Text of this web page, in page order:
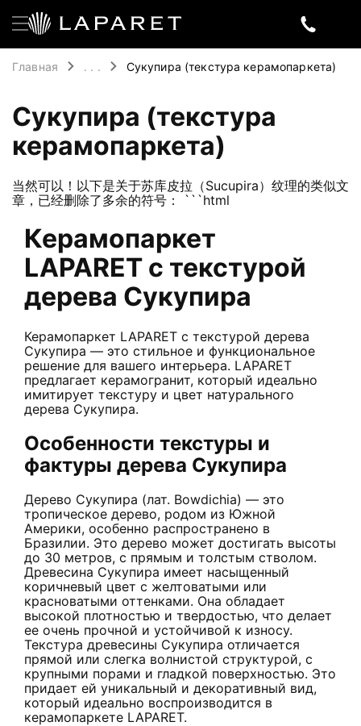
Главная . . . Сукупира (текстура керамопаркета)
Сукупира (текстура
керамопаркета)
当然可以！以下是关于苏库皮拉（Sucupira）纹理的类似文
章，已经删除了多余的符号： ```html
Керамопаркет
LAPARET с текстурой
дерева Сукупира
Керамопаркет LAPARET с текстурой дерева
Сукупира — это стильное и функциональное
решение для вашего интерьера. LAPARET
предлагает керамогранит, который идеально
имитирует текстуру и цвет натурального
дерева Сукупира.
Особенности текстуры и
фактуры дерева Сукупира
Дерево Сукупира (лат. Bowdichia) — это
тропическое дерево, родом из Южной
Америки, особенно распространено в
Бразилии. Это дерево может достигать высоты
до 30 метров, с прямым и толстым стволом.
Древесина Сукупира имеет насыщенный
коричневый цвет с желтоватыми или
красноватыми оттенками. Она обладает
высокой плотностью и твердостью, что делает
ее очень прочной и устойчивой к износу.
Текстура древесины Сукупира отличается
прямой или слегка волнистой структурой, с
крупными порами и гладкой поверхностью. Это
придает ей уникальный и декоративный вид,
который идеально воспроизводится в
керамопаркете LAPARET.